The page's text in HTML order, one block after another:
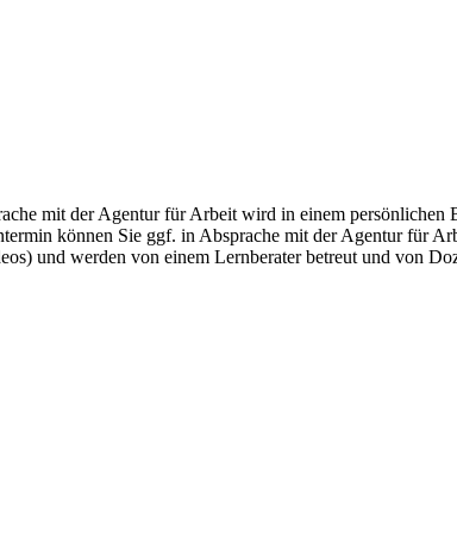
mit der Agentur für Arbeit wird in einem
können Sie ggf. in Absprache mit der Agentur für
und werden von einem Lernberater betreut und von